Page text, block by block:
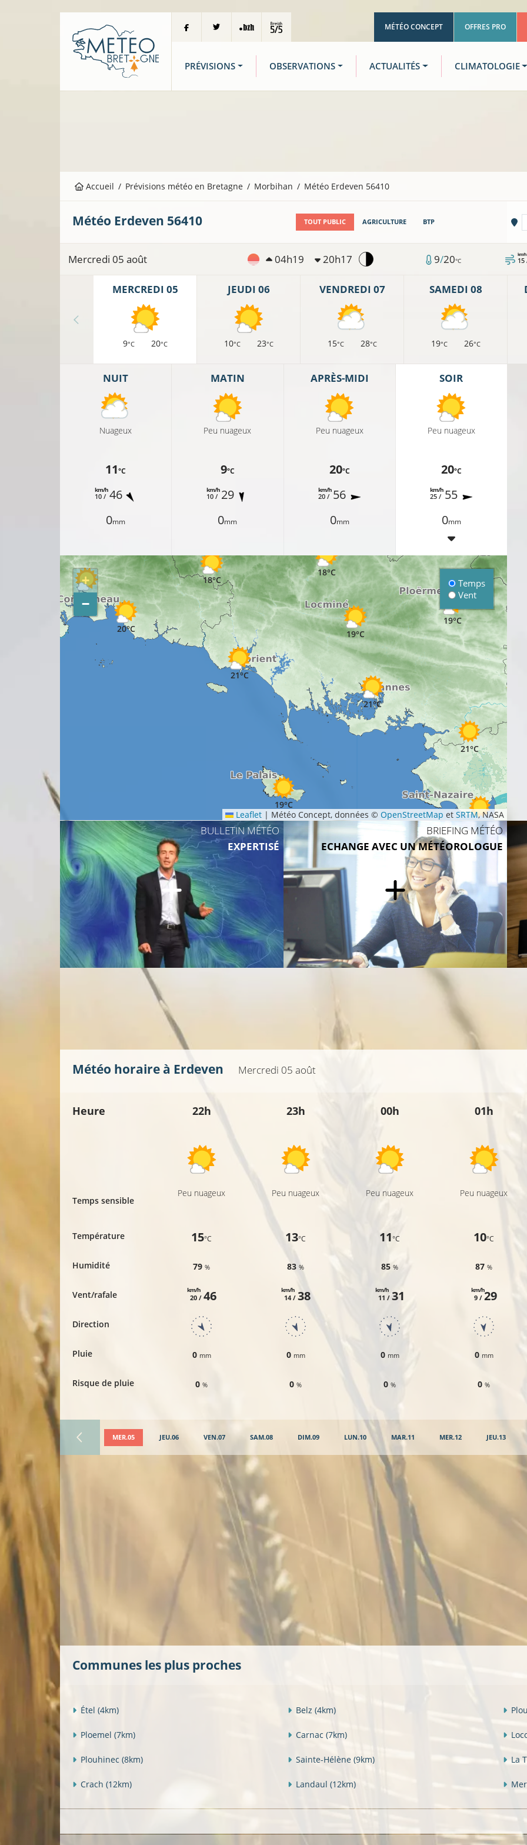
MÉTÉO CONCEPT OFFRES PRO
PRÉVISIONS OBSERVATIONS ACTUALITÉS CLIMATOLOGIE
Accueil Prévisions météo en Bretagne Morbihan Météo Erdeven 56410
Météo Erdeven 56410 TOUT PUBLIC AGRICULTURE BTP
Mercredi 05 août 04h19 20h17 9/20°C 15
km/h
MERCREDI 05
9°C 20°C
JEUDI 06
10°C 23°C
VENDREDI 07
15°C 28°C
SAMEDI 08
19°C 26°C
NUIT
Nuageux
11°C
10 /
km/h46
0mm
MATIN
Peu nuageux
9°C
10 /
km/h 29
0mm
APRÈS-MIDI
Peu nuageux
20°C
20 /
km/h 56
0mm
SOIR
Peu nuageux
20°C
25 /
km/h 55
0mm
18°C
19°C
21°C
19°C
19°C
18°C
21°C
21°C
20°C
17°C
20°C
+
−
Temps
Vent
Leaflet | Météo Concept, données © OpenStreetMap et SRTM, NASA
BULLETIN MÉTÉO
EXPERTISÉ
BRIEFING MÉTÉO
ECHANGE AVEC UN MÉTÉOROLOGUE
Météo horaire à Erdeven Mercredi 05 août
Heure
Temps sensible
Température
Humidité
Vent/rafale
Direction
Pluie
Risque de pluie
22h
Peu nuageux
15°C
79%
20 /
km/h 46
0 mm
0%
23h
Peu nuageux
13°C
83%
14 /
km/h 38
0 mm
0%
00h
Peu nuageux
11°C
85%
11 /
km/h 31
0 mm
0%
01h
Peu nuageux
10°C
87%
9 /
km/h29
0 mm
0%
MER.05 JEU.06 VEN.07 SAM.08 DIM.09 LUN.10 MAR.11 MER.12 JEU.13
Communes les plus proches
Étel (4km) Belz (4km)
Ploemel (7km) Carnac (7km)
Plouhinec (8km) Sainte-Hélène (9km) La
Crach (12km) Landaul (12km)